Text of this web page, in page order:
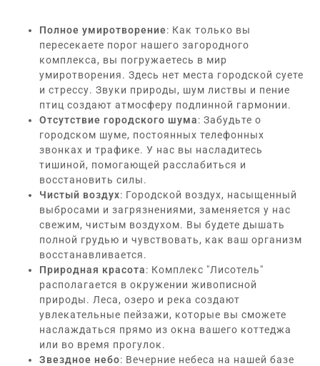
Полное умиротворение: Как только вы
пересекаете порог нашего загородного
комплекса, вы погружаетесь в мир
умиротворения. Здесь нет места городской суете
и стрессу. Звуки природы, шум листвы и пение
птиц создают атмосферу подлинной гармонии.
Отсутствие городского шума: Забудьте о
городском шуме, постоянных телефонных
звонках и трафике. У нас вы насладитесь
тишиной, помогающей расслабиться и
восстановить силы.
Чистый воздух: Городской воздух, насыщенный
выбросами и загрязнениями, заменяется у нас
свежим, чистым воздухом. Вы будете дышать
полной грудью и чувствовать, как ваш организм
восстанавливается.
Природная красота: Комплекс "Лисотель"
располагается в окружении живописной
природы. Леса, озеро и река создают
увлекательные пейзажи, которые вы сможете
наслаждаться прямо из окна вашего коттеджа
или во время прогулок.
Звездное небо: Вечерние небеса на нашей базе